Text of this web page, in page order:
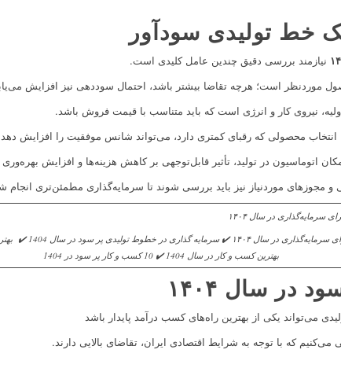
خط تولیدی سودآور
نیازمند بررسی دقیق چندین عامل کلیدی است.
موردنظر است؛ هرچه تقاضا بیشتر باشد، احتمال سوددهی نیز افزایش
نیروی کار و انرژی است که باید متناسب با قیمت فروش باشد.
انتخاب محصولی که رقبای کمتری دارد، می‌تواند شانس موفقیت را افزایش
اتوماسیون در تولید، تأثیر قابل‌توجهی بر کاهش هزینه‌ها و افزایش بهره‌وری
و مجوزهای موردنیاز نیز باید بررسی شوند تا سرمایه‌گذاری مطمئن‌تری انجام
بهترین کسب و کار در سال 1404 ✔️ 10 کسب و کار پر سود در 1404
می‌کنیم که با توجه به شرایط اقتصادی ایران، تقاضای بالایی دارند.